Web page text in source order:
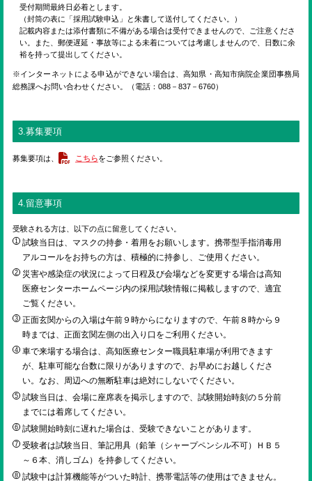
受付期間最終日必着とします。
（封筒の表に「採用試験申込」と朱書して送付してください。）
記載内容または添付書類に不備がある場合は受付できませんので、ご注意くださ
い。また、郵便遅延・事故等による未着については考慮しませんので、日数に余
裕を持って提出してください。
※インターネットによる申込ができない場合は、高知県・高知市病院企業団事務局
総務課へお問い合わせください。（電話：088－837－6760）
3.募集要項
募集要項は、 こちらをご参照ください。
4.留意事項
受験される方は、以下の点に留意してください。
試験当日は、マスクの持参・着用をお願いします。携帯型手指消毒用
アルコールをお持ちの方は、積極的に持参し、ご使用ください。
災害や感染症の状況によって日程及び会場などを変更する場合は高知
医療センターホームページ内の採用試験情報に掲載しますので、適宜
ご覧ください。
正面玄関からの入場は午前９時からになりますので、午前８時から９
時までは、正面玄関左側の出入り口をご利用ください。
車で来場する場合は、高知医療センター職員駐車場が利用できます
が、駐車可能な台数に限りがありますので、お早めにお越しくださ
い。なお、周辺への無断駐車は絶対にしないでください。
試験当日は、会場に座席表を掲示しますので、試験開始時刻の５分前
までには着席してください。
試験開始時刻に遅れた場合は、受験できないことがあります。
受験者は試験当日、筆記用具（鉛筆（シャープペンシル不可）ＨＢ５
～６本、消しゴム）を持参してください。
試験中は計算機能等がついた時計、携帯電話等の使用はできません。